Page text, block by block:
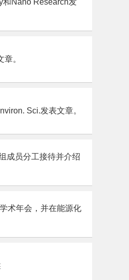
和Nano Research发
。
Sci.发表文章。
成员分工接待并介绍
术年会，并在能源化